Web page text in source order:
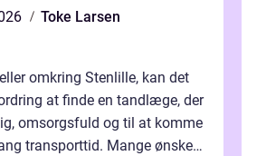
Toke Larsen
omkring Stenlille, kan det
at finde en tandlæge, der
omsorgsfuld og til at komme
transporttid. Mange ønsker